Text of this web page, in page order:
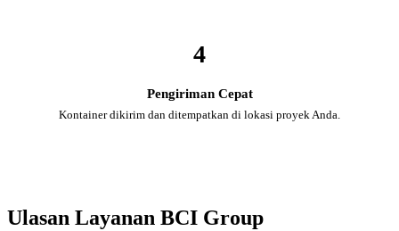
4
Pengiriman Cepat
Kontainer dikirim dan ditempatkan di lokasi proyek Anda.
Ulasan Layanan BCI Group